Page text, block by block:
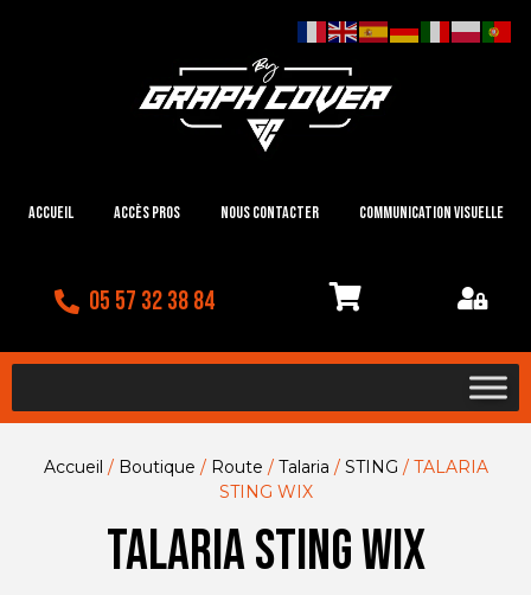
Accueil Accès Pros Nous contacter Communication visuelle
05 57 32 38 84
Accueil / Boutique / Route / Talaria / STING / TALARIA
STING WIX
TALARIA STING WIX